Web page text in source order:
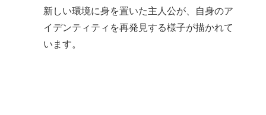
新しい環境に身を置いた主人公が、自身のア
イデンティティを再発見する様子が描かれて
います。